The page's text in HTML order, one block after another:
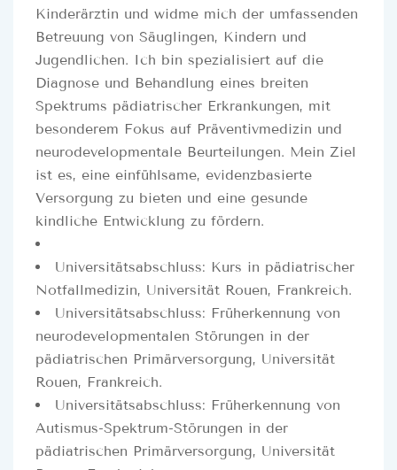
Kinderärztin und widme mich der umfassenden
Betreuung von Säuglingen, Kindern und
Jugendlichen. Ich bin spezialisiert auf die
Diagnose und Behandlung eines breiten
Spektrums pädiatrischer Erkrankungen, mit
besonderem Fokus auf Präventivmedizin und
neurodevelopmentale Beurteilungen. Mein Ziel
ist es, eine einfühlsame, evidenzbasierte
Versorgung zu bieten und eine gesunde
kindliche Entwicklung zu fördern.
Universitätsabschluss: Kurs in pädiatrischer
Notfallmedizin, Universität Rouen, Frankreich.
Universitätsabschluss: Früherkennung von
neurodevelopmentalen Störungen in der
pädiatrischen Primärversorgung, Universität
Rouen, Frankreich.
Universitätsabschluss: Früherkennung von
Autismus-Spektrum-Störungen in der
pädiatrischen Primärversorgung, Universität